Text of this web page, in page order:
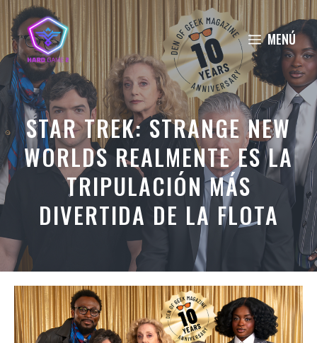
Saltar
contenido
MENÚ
STAR TREK: STRANGE NEW
WORLDS REALMENTE ES LA
TRIPULACIÓN MÁS
DIVERTIDA DE LA FLOTA